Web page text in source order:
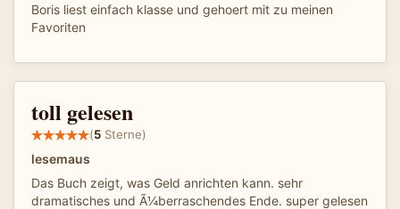
Boris liest einfach klasse und gehoert mit zu meinen
Favoriten
toll gelesen
(5 Sterne)
lesemaus
Das Buch zeigt, was Geld anrichten kann. sehr
dramatisches und Ã¼berraschendes Ende. super gelesen